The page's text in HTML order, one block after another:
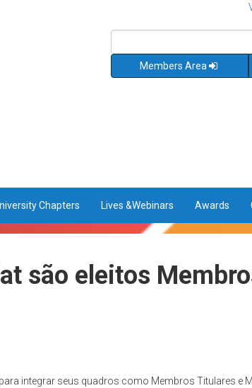
Members Area
Chapters Lives &Webinars Awards
são eleitos
integrar seus quadros como Membros Titulares e